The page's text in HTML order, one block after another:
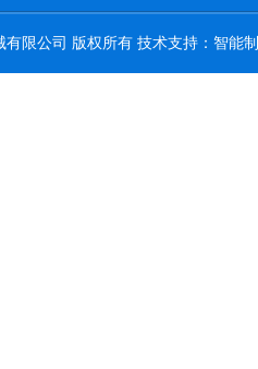
限公司 版权所有 技术支持： 智能